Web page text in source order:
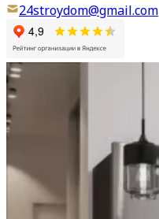
24stroydom@gmail.com